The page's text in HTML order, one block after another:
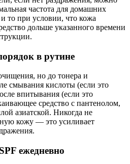
частота для домашних
то при условии, что кожа
дольше указанного времени
в рутине
но до тонера и
смывания кислоты (если это
впитывания (если это
средство с пантенолом,
азиатской. Никогда не
кожу — это усиливает
ежедневно